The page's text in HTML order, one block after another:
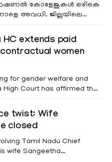
കോളേജുകൾ ഒഴികെ
അവധി. ജില്ലയിലെ
HC extends paid
women
for gender welfare and
Court has affirmed that
leave following
Kerala Service Rules
twist: Wife
closed
Tamil Nadu Chief
wife Sangeetha